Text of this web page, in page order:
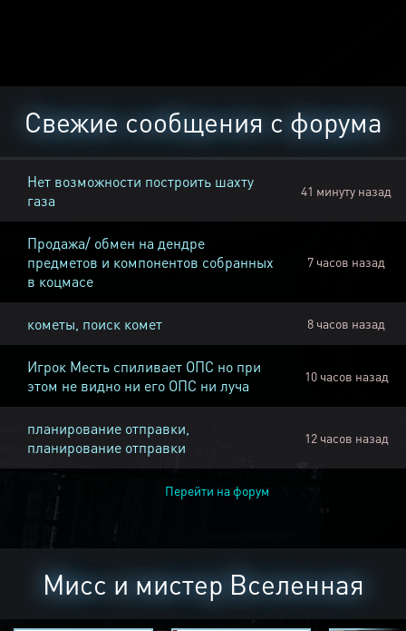
Свежие сообщения с форума
Нет возможности построить шахту
газа
41 минуту назад
Продажа/ обмен на дендре
предметов и компонентов собранных
в коцмасе
7 часов назад
кометы, поиск комет 8 часов назад
Игрок Месть спиливает ОПС но при
этом не видно ни его ОПС ни луча
10 часов назад
планирование отправки,
планирование отправки
12 часов назад
Перейти на форум
Мисс и мистер Вселенная